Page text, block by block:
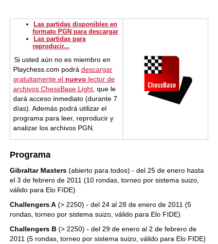
Las partidas disponibles en
formato PGN para descargar
Las partidas para
reproducir...
Si usted aún no es miembro en
Playchess.com podrá descargar
gratuitamente el nuevo lector de
archivos ChessBase Light, que le
dará acceso inmediato (durante 7
días). Además podrá utilizar el
programa para leer, reproducir y
analizar los archivos PGN.
Programa
Gibraltar Masters (abierto para todos) - del 25 de enero hasta
el 3 de febrero de 2011 (10 rondas, torneo por sistema suizo,
válido para Elo FIDE)
Challengers A (> 2250) - del 24 al 28 de enero de 2011 (5
rondas, torneo por sistema suizo, válido para Elo FIDE)
Challengers B (> 2250) - del 29 de enero al 2 de febrero de
2011 (5 rondas, torneo por sistema suizo, válido para Elo FIDE)